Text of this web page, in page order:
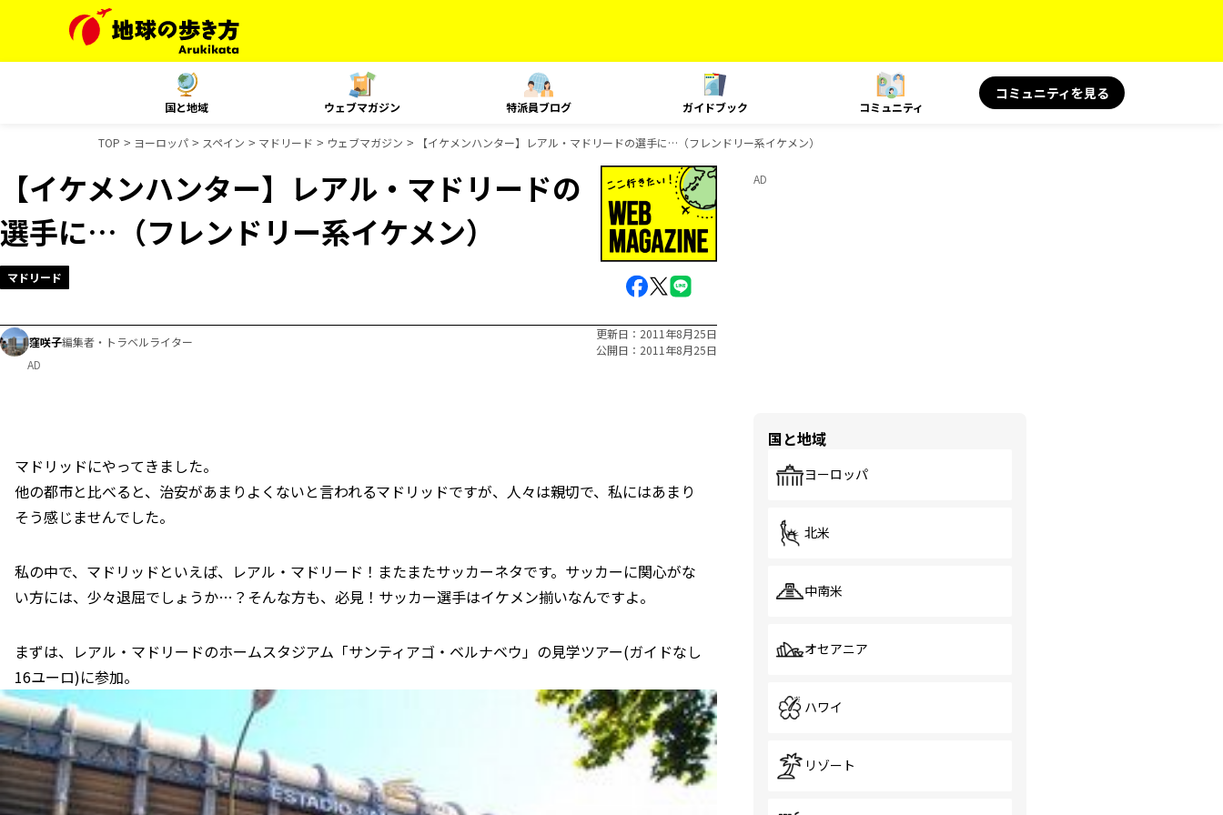
国と地域 ウェブマガジン 特派員ブログ ガイドブック コミュニティ
コミュニティを見る
TOP ヨーロッパ スペイン マドリード ウェブマガジン 【イケメンハンター】レアル・マドリードの選手に…（フレンドリー系イケメン）
【イケメンハンター】レアル・マドリードの
選手に…（フレンドリー系イケメン）
マドリード
窪咲子編集者・トラベルライター
更新日
2011年8月25日
公開日
2011年8月25日
AD
マドリッドにやってきました。
他の都市と比べると、治安があまりよくないと言われるマドリッドですが、人々は親切で、私にはあまり
そう感じませんでした。
私の中で、マドリッドといえば、レアル・マドリード！またまたサッカーネタです。サッカーに関心がな
い方には、少々退屈でしょうか…？そんな方も、必見！サッカー選手はイケメン揃いなんですよ。
まずは、レアル・マドリードのホームスタジアム「サンティアゴ・ベルナベウ」の見学ツアー(ガイドなし
16ユーロ)に参加。
AD
国と地域
ヨーロッパ
北米
中南米
オセアニア
ハワイ
リゾート